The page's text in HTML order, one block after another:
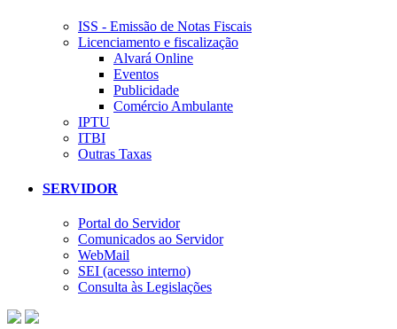
ISS - Emissão de Notas Fiscais
Licenciamento e fiscalização
Alvará Online
Eventos
Publicidade
Comércio Ambulante
IPTU
ITBI
Outras Taxas
SERVIDOR
Portal do Servidor
Comunicados ao Servidor
WebMail
SEI (acesso interno)
Consulta às Legislações